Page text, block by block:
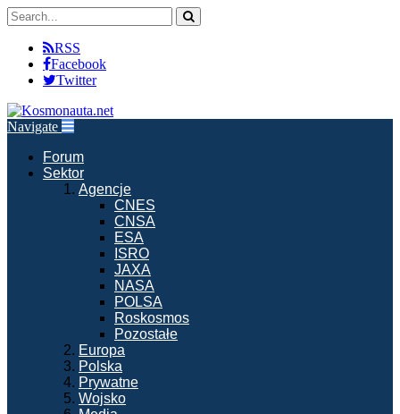
RSS
Facebook
Twitter
Navigate
Forum
Sektor
Agencje
CNES
CNSA
ESA
ISRO
JAXA
NASA
POLSA
Roskosmos
Pozostałe
Europa
Polska
Prywatne
Wojsko